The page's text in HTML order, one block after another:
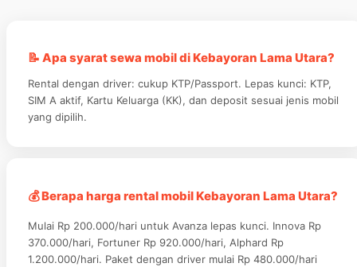
📝 Apa syarat sewa mobil di Kebayoran Lama Utara?
Rental dengan driver: cukup KTP/Passport. Lepas kunci: KTP,
SIM A aktif, Kartu Keluarga (KK), dan deposit sesuai jenis mobil
yang dipilih.
💰 Berapa harga rental mobil Kebayoran Lama Utara?
Mulai Rp 200.000/hari untuk Avanza lepas kunci. Innova Rp
370.000/hari, Fortuner Rp 920.000/hari, Alphard Rp
1.200.000/hari. Paket dengan driver mulai Rp 480.000/hari